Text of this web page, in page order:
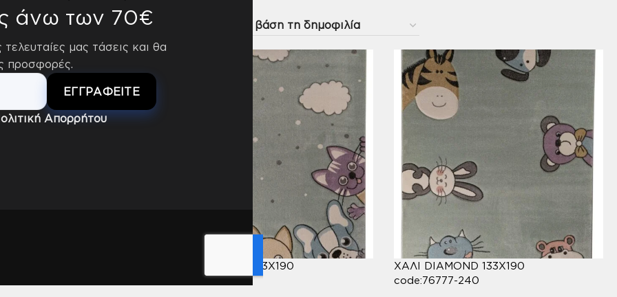
άνω των 70€
μας τάσεις και θα
προσφορές.
Απορρήτου
9 12 18 24
ΧΑΛΙ DIAMOND 133X190
code:76776-240
ΧΑΛΙ DIAMOND 133X190
code:76777-240